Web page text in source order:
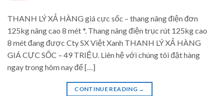
THANH LÝ XẢ HÀNG giá cực sốc – thang nâng điện đơn
125kg nâng cao 8 mét *. Thang nâng điện trục rút 125kg cao
8 mét đang được Cty SX Việt Xanh THANH LÝ XẢ HÀNG
GIÁ CỰC SỐC – 49 TRIỆU. Liên hệ với chúng tôi đặt hàng
ngay trong hôm nay để […]
CONTINUE READING →